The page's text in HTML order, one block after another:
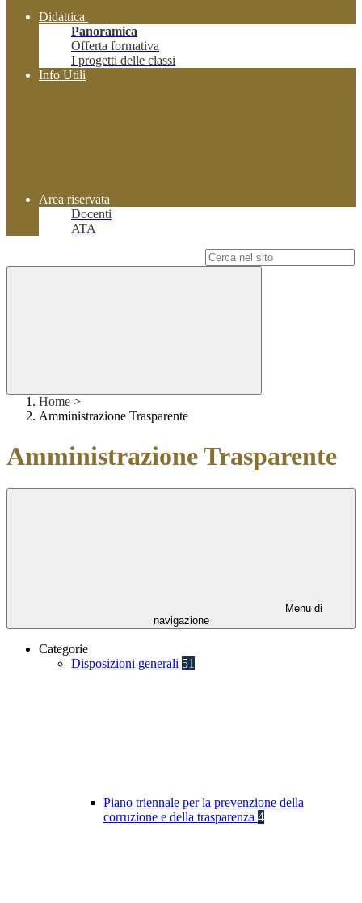
Didattica
Panoramica
Offerta formativa
I progetti delle classi
Info Utili
Area riservata
Docenti
ATA
Home >
Amministrazione Trasparente
Amministrazione Trasparente
Menu di
navigazione
Categorie
Disposizioni generali 51
Piano triennale per la prevenzione della
corruzione e della trasparenza 4